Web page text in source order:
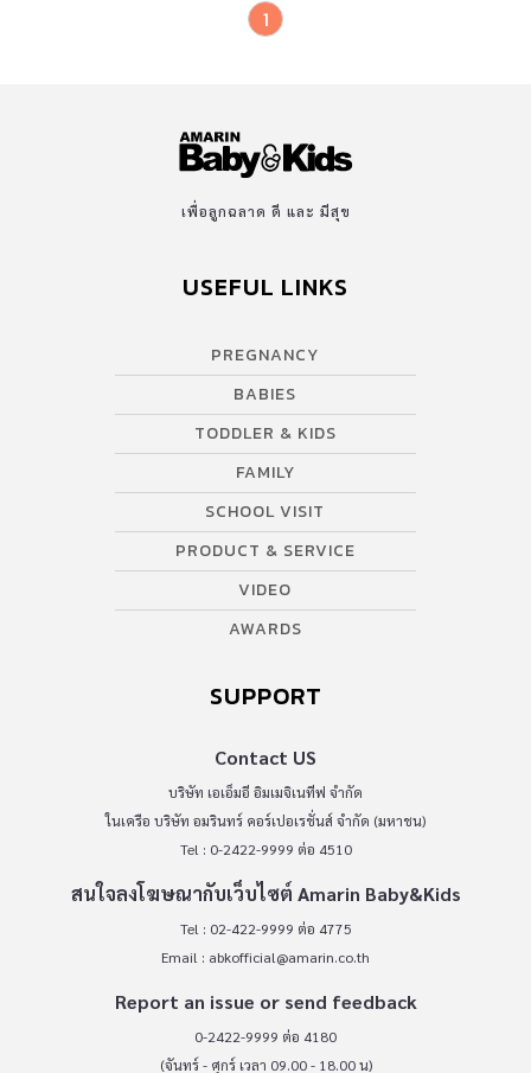
1
เพื่อลูกฉลาด ดี และ มีสุข
USEFUL LINKS
PREGNANCY
BABIES
TODDLER & KIDS
FAMILY
SCHOOL VISIT
PRODUCT & SERVICE
VIDEO
AWARDS
SUPPORT
Contact US
บริษัท เอเอ็มอี อิมเมจิเนทีฟ จำกัด
ในเครือ บริษัท อมรินทร์ คอร์เปอเรชั่นส์ จำกัด (มหาชน)
Tel : 0-2422-9999 ต่อ 4510
สนใจลงโฆษณากับเว็บไซต์ Amarin Baby&Kids
Tel : 02-422-9999 ต่อ 4775
Email : abkofficial@amarin.co.th
Report an issue or send feedback
0-2422-9999 ต่อ 4180
(จันทร์ - ศุกร์ เวลา 09.00 - 18.00 น)